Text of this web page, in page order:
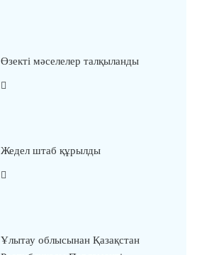
Өзекті мәселелер талқыланды
Жедел штаб құрылды
Ұлытау облысынан Қазақстан